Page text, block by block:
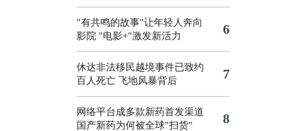
"有共鸣的故事"让年轻人奔向
影院 "电影+"激发新活力 6
休达非法移民越境事件已致约
百人死亡 飞地风暴背后 7
网络平台成多款新药首发渠道
国产新药为何被全球"扫货"
8